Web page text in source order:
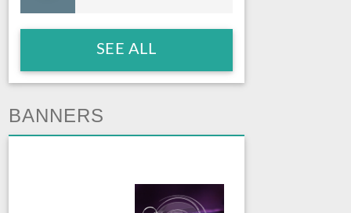
SEE ALL
BANNERS